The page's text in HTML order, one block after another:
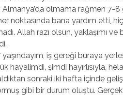
Almanya’da olmama rağmen 7-
noktasında bana yardım etti,
Allah razı olsun, yaklaşımı
yaşındayım, iş gereği buraya
hayalimdi, şimdi hayırlısıyla,
sonraki iki hafta içinde
gibi bir durum oluştu.